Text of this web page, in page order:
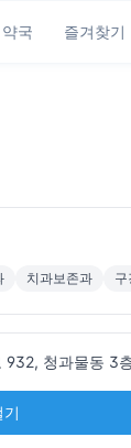
국 즐겨찾기
치과보존과
932, 청과물동 3